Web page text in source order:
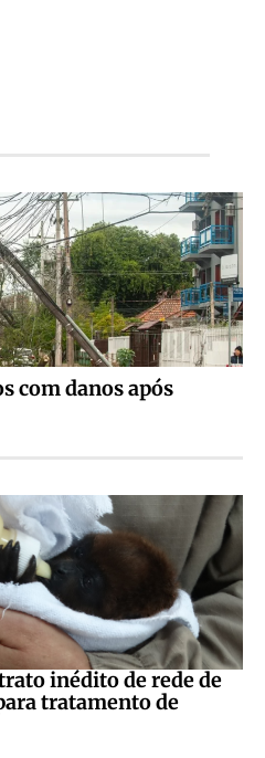
com danos após
inédito de rede de
tratamento de